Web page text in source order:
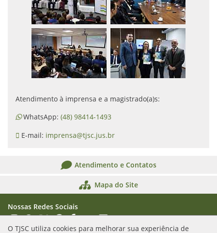
O TJSC utiliza cookies para melhorar sua experiência de
Atendimento à imprensa e a magistrado(a)s:
WhatsApp: (48) 98414-1493
E-mail: imprensa@tjsc.jus.br
Atendimento e Contatos
Mapa do Site
Nossas Redes Sociais
Acessar Instagram
Acessar WhatsApp
Acessar XAcessar Threads
Acessar Facebook
Acessar YouTube
Acessar Flickr
Acessar SoundCloud